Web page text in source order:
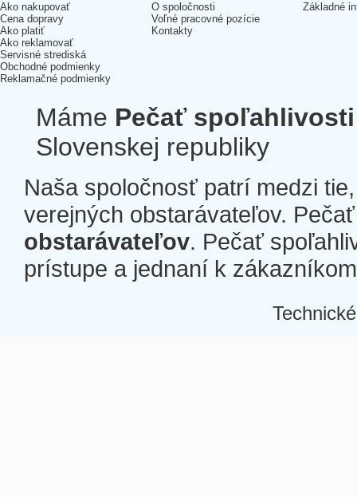
Ako nakupovať
Cena dopravy
Ako platiť
Ako reklamovať
Servisné strediská
Obchodné podmienky
Reklamačné podmienky
O spoločnosti
Voľné pracovné pozície
Kontakty
Základné
Máme Pečať spoľahlivosti
Slovenskej republiky
Naša spoločnosť patrí medzi
verejných obstarávateľov.
obstarávateľov. Pečať
prístupe a jednaní k